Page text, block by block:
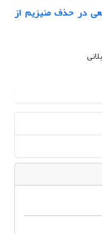
در حذف منیزیم از